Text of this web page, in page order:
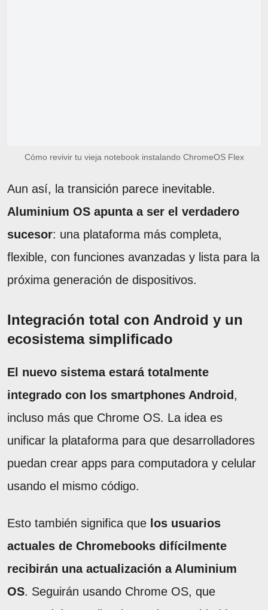
Cómo revivir tu vieja notebook instalando ChromeOS Flex
Aun así, la transición parece inevitable.
Aluminium OS apunta a ser el verdadero
sucesor: una plataforma más completa,
flexible, con funciones avanzadas y lista para la
próxima generación de dispositivos.
Integración total con Android y un
ecosistema simplificado
El nuevo sistema estará totalmente
integrado con los smartphones Android ,
incluso más que Chrome OS. La idea es
unificar la plataforma para que desarrolladores
puedan crear apps para computadora y celular
usando el mismo código.
Esto también significa que los usuarios
actuales de Chromebooks difícilmente
recibirán una actualización a Aluminium
OS. Seguirán usando Chrome OS, que